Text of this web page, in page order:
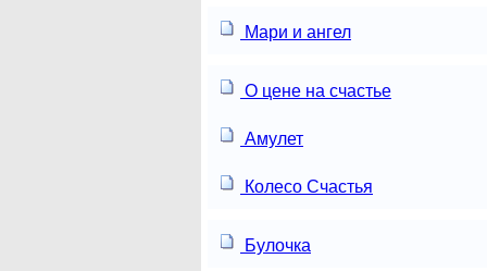
Мари и ангел
О цене на счастье
Амулет
Колесо Счастья
Булочка